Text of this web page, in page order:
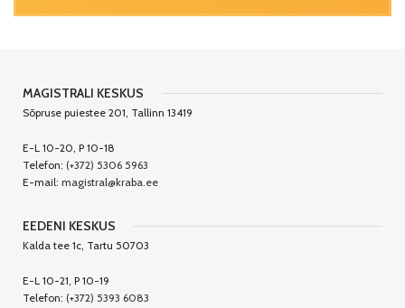
MAGISTRALI KESKUS
Sõpruse puiestee 201, Tallinn 13419
E-L 10-20, P 10-18
Telefon: (+372) 5306 5963
E-mail: magistral@kraba.ee
EEDENI KESKUS
Kalda tee 1c, Tartu 50703
E-L 10-21, P 10-19
Telefon: (+372) 5393 6083